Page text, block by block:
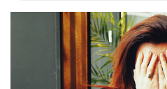
ÜGYELETKERESŐ
ORVOS VÁLASZOL
ORVOSKERESŐ